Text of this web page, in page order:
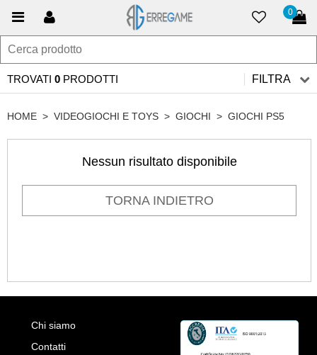
0
TROVATI 0 PRODOTTI FILTRA
HOME > VIDEOGIOCHI E TOYS > GIOCHI > GIOCHI PS5
Nessun risultato disponibile
TORNA INDIETRO
Chi siamo
Contatti